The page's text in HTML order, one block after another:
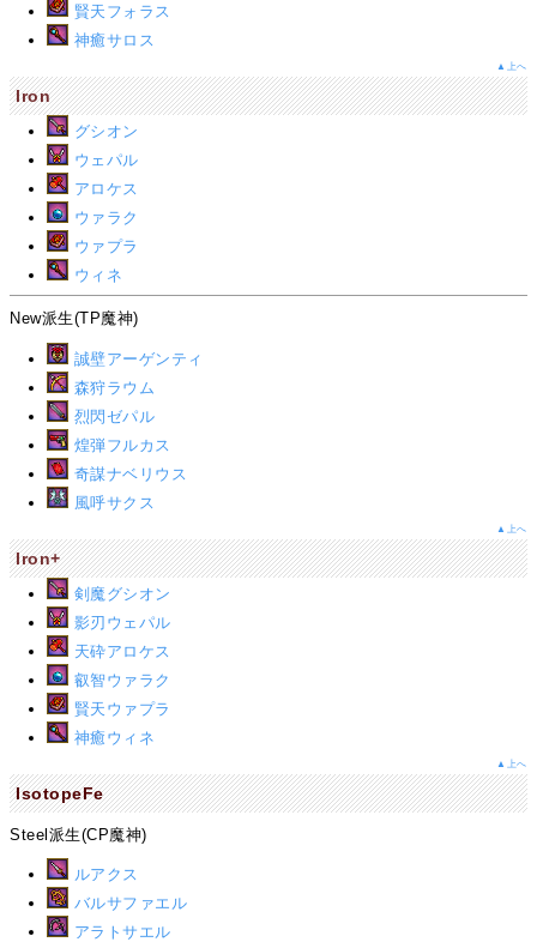
賢天フォラス
神癒サロス
▲上へ
Iron
グシオン
ウェパル
アロケス
ウァラク
ウァプラ
ウィネ
New派生(TP魔神)
誠壁アーゲンティ
森狩ラウム
烈閃ゼパル
煌弾フルカス
奇謀ナベリウス
風呼サクス
▲上へ
Iron+
剣魔グシオン
影刃ウェパル
天砕アロケス
叡智ウァラク
賢天ウァプラ
神癒ウィネ
▲上へ
IsotopeFe
Steel派生(CP魔神)
ルアクス
バルサファエル
アラトサエル